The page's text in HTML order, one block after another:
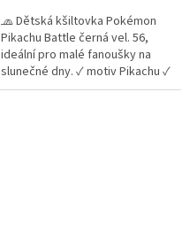
5
hvězdiček.
🧢 Dětská kšiltovka Pokémon
Pikachu Battle černá vel. 56,
ideální pro malé fanoušky na
slunečné dny. ✓ motiv Pikachu ✓
prodyšný materiál a UV ochrana